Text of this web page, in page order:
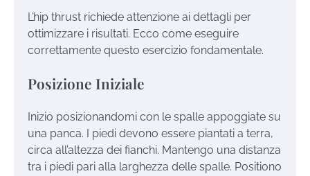
L’hip thrust richiede attenzione ai dettagli per
ottimizzare i risultati. Ecco come eseguire
correttamente questo esercizio fondamentale.
Posizione Iniziale
Inizio posizionandomi con le spalle appoggiate su
una panca. I piedi devono essere piantati a terra,
circa all’altezza dei fianchi. Mantengo una distanza
tra i piedi pari alla larghezza delle spalle. Positiono